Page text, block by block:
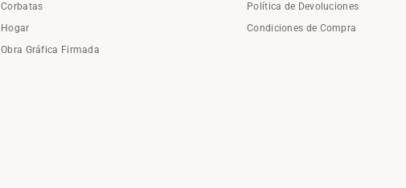
Corbatas
Hogar
Obra Gráfica Firmada
Política de Devoluciones
Condiciones de Compra